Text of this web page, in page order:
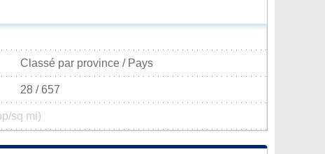
Classé par province / Pays
28 / 657
sq mi)